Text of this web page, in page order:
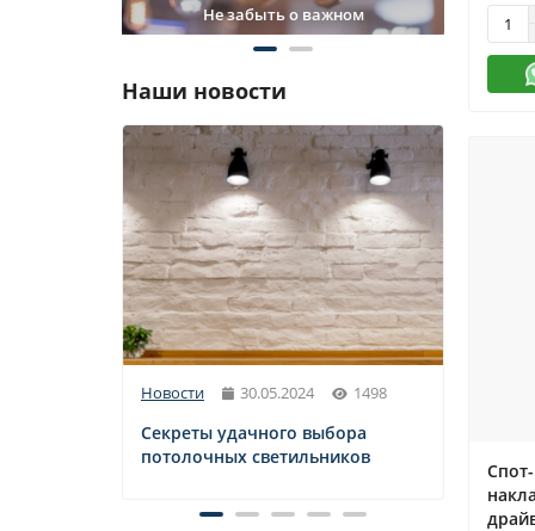
забыть о важном Новинки в освещении
Наши новости
Новости 30.05.2024 1498
Секреты удачного выбора
потолочных светильников